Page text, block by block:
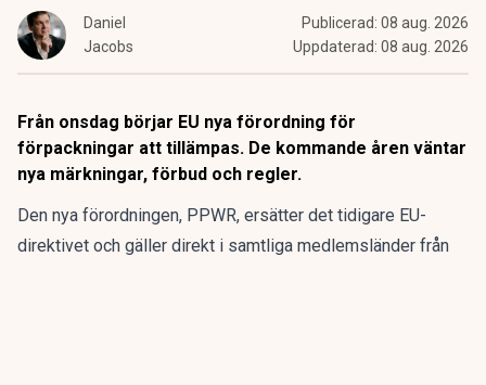
Daniel
Jacobs
Publicerad: 08 aug. 2026
Uppdaterad: 08 aug. 2026
Från onsdag börjar EU nya förordning för
förpackningar att tillämpas. De kommande åren väntar
nya märkningar, förbud och regler.
Den nya förordningen, PPWR, ersätter det tidigare EU-
direktivet och gäller direkt i samtliga medlemsländer från